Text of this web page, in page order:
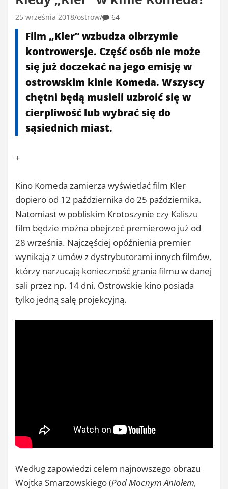
25 września 2018 ostrow 64
Film „Kler” wzbudza olbrzymie
kontrowersje. Część osób nie może
się już doczekać na jego emisję w
ostrowskim kinie Komeda. Wszyscy
chętni będą musieli uzbroić się w
cierpliwość lub wybrać się do
sąsiednich miast.
+
Kino Komeda zamierza wyświetlać film Kler
dopiero od 12 października do 25 października.
Natomiast w pobliskim Krotoszynie czy Kaliszu
film będzie można obejrzeć premierowo już od
28 września. Najczęściej opóźnienia premier
wynikają z umów z dystrybutorami innych filmów,
którzy narzucają konieczność grania filmu w danej
sali przez np. 14 dni. Ostrowskie kino posiada
tylko jedną salę projekcyjną.
Według zapowiedzi celem najnowszego obrazu
Wojtka Smarzowskiego (Pod Mocnym Aniołem,